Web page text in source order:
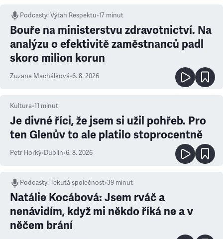
Podcasty:Výtah Respektu•17 minut
Bouře na ministerstvu zdravotnictví. Na
analýzu o efektivitě zaměstnanců padl
skoro milion korun
Zuzana Machálková•6. 8. 2026
Kultura•11 minut
Je divné říci, že jsem si užil pohřeb. Pro
ten Glenův to ale platilo stoprocentně
Petr Horký•Dublin•6. 8. 2026
Podcasty:Tekutá společnost•39 minut
Natálie Kocábová: Jsem rváč a
nenávidím, když mi někdo říká ne a v
něčem brání